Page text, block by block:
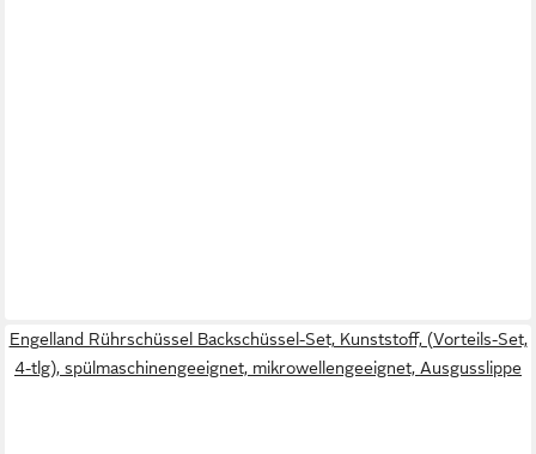
Engelland Rührschüssel Backschüssel-Set, Kunststoff, (Vorteils-Set,
4-tlg), spülmaschinengeeignet, mikrowellengeeignet, Ausgusslippe